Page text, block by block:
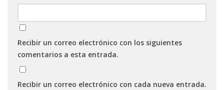
Recibir un correo electrónico con los siguientes
comentarios a esta entrada.
Recibir un correo electrónico con cada nueva entrada.